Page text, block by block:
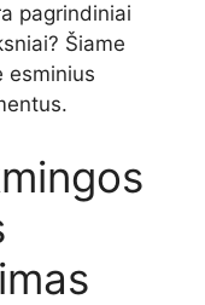
pagrindiniai
Šiame
esminius